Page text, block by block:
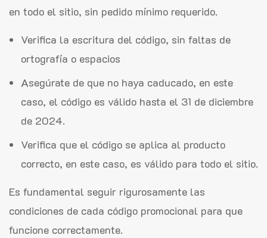
en todo el sitio, sin pedido mínimo requerido.
Verifica la escritura del código, sin faltas de
ortografía o espacios
Asegúrate de que no haya caducado, en este
caso, el código es válido hasta el 31 de diciembre
de 2024.
Verifica que el código se aplica al producto
correcto, en este caso, es válido para todo el sitio.
Es fundamental seguir rigurosamente las
condiciones de cada código promocional para que
funcione correctamente.